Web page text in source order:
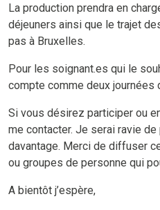
La production prendra en
déjeuners ainsi que le trajet
pas à Bruxelles.
Pour les soignant.es qui le
compte comme deux journées
Si vous désirez participer ou
me contacter. Je serai ravie
davantage. Merci de diffuser
ou groupes de personne qui
A bientôt j’espère,